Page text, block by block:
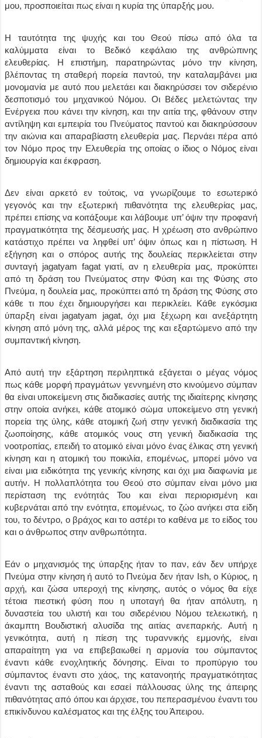
μου, προσποιείται πως είναι η κυρία της ύπαρξής μου.
Η ταυτότητα της ψυχής και του Θεού πίσω από όλα τα
καλύμματα είναι το Βεδικό κεφάλαιο της ανθρώπινης
ελευθερίας. Η επιστήμη, παρατηρώντας μόνο την κίνηση,
βλέποντας τη σταθερή πορεία παντού, την καταλαμβάνει μια
μονομανία με αυτό που μελετάει και διακηρύσσει τον σιδερένιο
δεσποτισμό του μηχανικού Νόμου. Οι Βέδες μελετώντας την
Ενέργεια που κάνει την κίνηση, και την αιτία της, φθάνουν στην
αντίληψη και εμπειρία του Πνεύματος παντού και διακηρύσσουν
την αιώνια και απαραβίαστη ελευθερία μας. Περνάει πέρα από
τον Νόμο προς την Ελευθερία της οποίας ο ίδιος ο Νόμος είναι
δημιουργία και έκφραση.
Δεν είναι αρκετό εν τούτοις, να γνωρίζουμε το εσωτερικό
γεγονός και την εξωτερική πιθανότητα της ελευθερίας μας,
πρέπει επίσης να κοιτάξουμε και λάβουμε υπ’ όψιν την προφανή
πραγματικότητα της δέσμευσής μας. Η χρέωση στο ανθρώπινο
κατάστιχο πρέπει να ληφθεί υπ’ όψιν όπως και η πίστωση. Η
εξήγηση και ο σπόρος αυτής της δουλείας περικλείεται στην
συνταγή jagatyam fagat γιατί, αν η ελευθερία μας, προκύπτει
από τη δράση του Πνεύματος στην Φύση και της Φύσης στο
Πνεύμα, η δουλεία μας, προκύπτει από τη δράση της Φύσης στο
κάθε τι που έχει δημιουργήσει και περικλείει. Κάθε εγκόσμια
ύπαρξη είναι jagatyam jagat, όχι μια ξέχωρη και ανεξάρτητη
κίνηση από μόνη της, αλλά μέρος της και εξαρτώμενο από την
συμπαντική κίνηση.
Από αυτή την εξάρτηση περιληπτικά εξάγεται ο μέγας νόμος
πως κάθε μορφή πραγμάτων γεννημένη στο κινούμενο σύμπαν
θα είναι υποκείμενη στις διαδικασίες αυτής της ιδιαίτερης κίνησης
στην οποία ανήκει, κάθε ατομικό σώμα υποκείμενο στη γενική
πορεία της ύλης, κάθε ατομική ζωή στην γενική διαδικασία της
ζωοποίησης, κάθε ατομικός νους στη γενική διαδικασία της
νοοτροπίας, επειδή το ατομικό είναι μόνο ένας έλικας στη γενική
κίνηση και η ατομική του ποικιλία, επομένως, μπορεί μόνο να
είναι μια ειδικότητα της γενικής κίνησης και όχι μια διαφωνία με
αυτήν. Η πολλαπλότητα του Θεού στο σύμπαν είναι μόνο μια
περίσταση της ενότητάς Του και είναι περιορισμένη και
κυβερνάται από την ενότητα, επομένως, το ζώο ανήκει στα είδη
του, το δέντρο, ο βράχος και το αστέρι το καθένα με το είδος του
και ο άνθρωπος στην ανθρωπότητα.
Εάν ο μηχανισμός της ύπαρξης ήταν το παν, εάν δεν υπήρχε
Πνεύμα στην κίνηση ή αυτό το Πνεύμα δεν ήταν Ish, ο Κύριος, η
αρχή, και ζώσα υπεροχή της κίνησης, αυτός ο νόμος θα είχε
τέτοια πιεστική φύση που η υποταγή θα ήταν απόλυτη, η
δυναστεία του υλιστή και του σιδερένιου Νόμου τελειωτική, η
άκαμπτη Βουδιστική αλυσίδα της αιτίας ανεπαρκής. Αυτή η
γενικότητα, αυτή η πίεση της τυραννικής εμμονής, είναι
απαραίτητη για να επιβεβαιωθεί η αρμονία του σύμπαντος
έναντι κάθε ενοχλητικής δόνησης. Είναι το προπύργιο του
σύμπαντος έναντι στο χάος, της κατανοητής πραγματικότητας
έναντι της ασταθούς και εσαεί πάλλουσας ύλης της άπειρης
πιθανότητας από όπου και άρχισε, του πεπερασμένου έναντι του
επικίνδυνου καλέσματος και της έλξης του Άπειρου.